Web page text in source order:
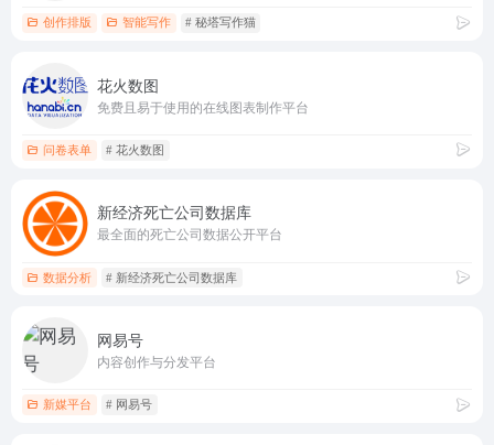
创作排版 智能写作 # 秘塔写作猫
花火数图
免费且易于使用的在线图表制作平台
问卷表单 # 花火数图
新经济死亡公司数据库
最全面的死亡公司数据公开平台
数据分析 # 新经济死亡公司数据库
网易号
内容创作与分发平台
新媒平台 # 网易号